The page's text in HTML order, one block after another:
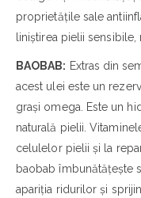
proprietățile sale
liniștirea pielii sensibile,
BAOBAB: Extras din
acest ulei este un
grași omega. Este un
naturală pielii.
celulelor pielii și la
baobab îmbunătățește
apariția ridurilor și